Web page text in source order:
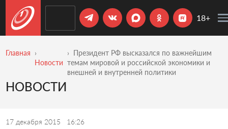
18+
Главная
Новости
Президент РФ высказался по важнейшим
темам мировой и российской экономики и
внешней и внутренней политики
НОВОСТИ
17 декабря 2015 16:26